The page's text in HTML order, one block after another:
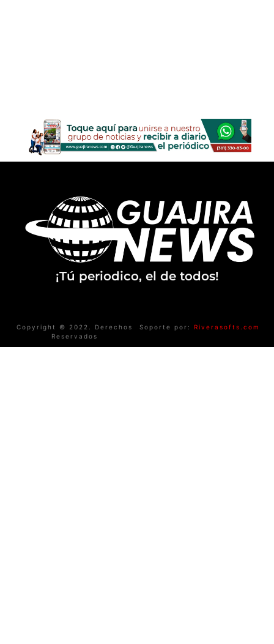
¡Tú periodico, el de todos!
Copyright © 2022. Derechos
Reservados
Soporte por: Riverasofts.com